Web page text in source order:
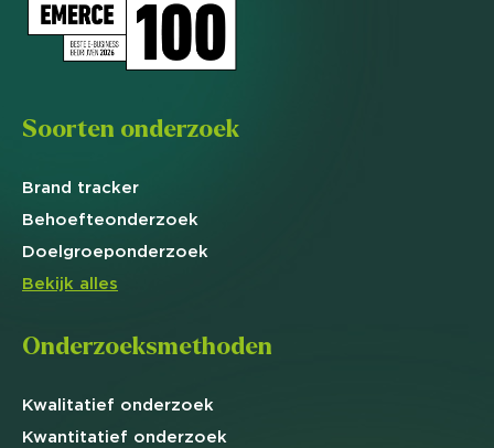
Soorten onderzoek
Brand tracker
Behoefteonderzoek
Doelgroeponderzoek
Bekijk alles
Onderzoeksmethoden
Kwalitatief onderzoek
Kwantitatief onderzoek